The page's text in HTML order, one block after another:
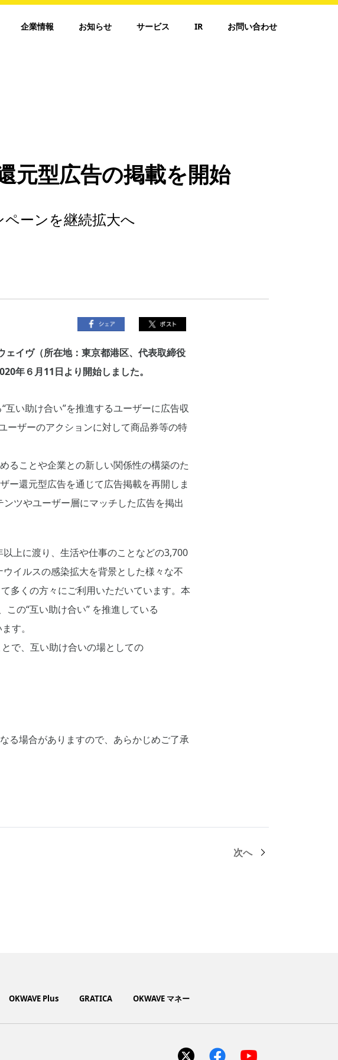
企業情報 お知らせ サービス IR お問い合わせ
元型広告の掲載を開始
ーンを継続拡大へ
ェイヴ（所在地：東京都港区、代表取締役
年６月11日より開始しました。
互い助け合い”を推進するユーザーに広告収
ーザーのアクションに対して商品券等の特
ることや企業との新しい関係性の構築のた
ー還元型広告を通じて広告掲載を再開しま
ツやユーザー層にマッチした広告を掲出
上に渡り、生活や仕事のことなどの3,700
イルスの感染拡大を背景とした様々な不
多くの方々にご利用いただいています。本
の“互い助け合い” を推進している
す。
で、互い助け合いの場としての
る場合がありますので、あらかじめご了承
次へ
OKWAVE Plus GRATICA OKWAVE マネー